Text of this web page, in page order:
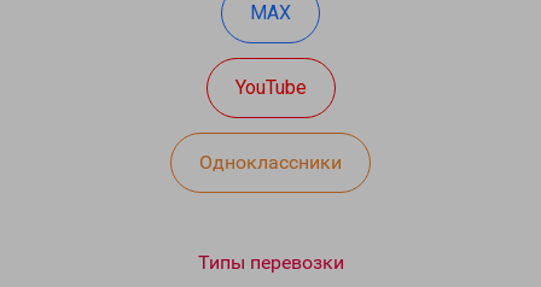
MAX
YouTube
Одноклассники
Типы перевозки